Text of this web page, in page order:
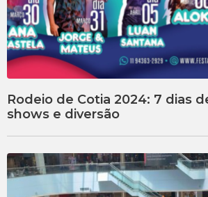
Rodeio de Cotia 2024: 7 dias
shows e diversão